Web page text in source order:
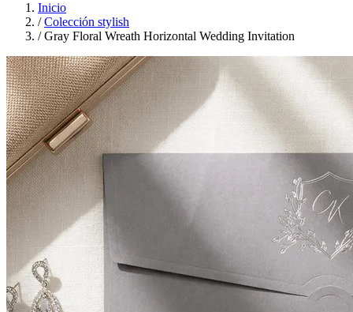
Inicio
/ Colección stylish
/ Gray Floral Wreath Horizontal Wedding Invitation